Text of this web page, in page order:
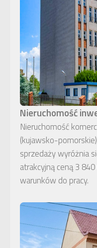
Nieruchomość
Nieruchomość
(kujawsko-
sprzedaży wyróżnia
atrakcyjną ceną 3
warunków do pracy.